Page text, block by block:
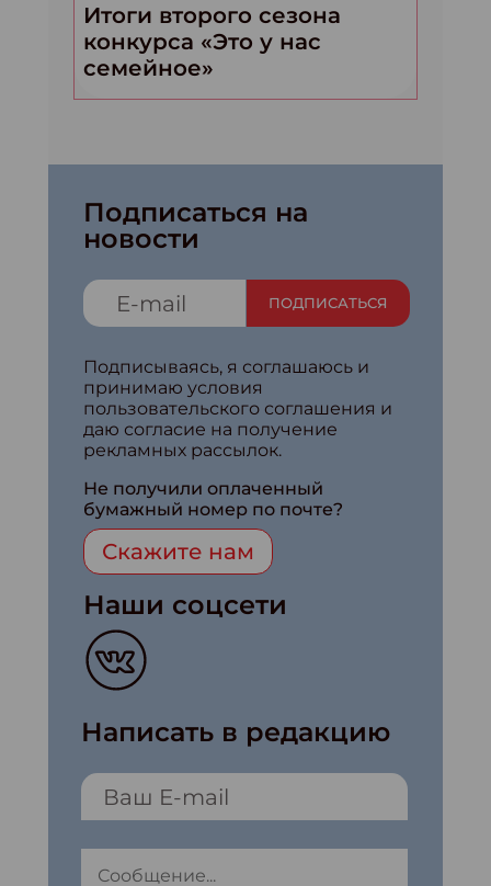
Итоги второго сезона
конкурса «Это у нас
семейное»
Подписаться на
новости
ПОДПИСАТЬСЯ
Подписываясь, я соглашаюсь и
принимаю условия
пользовательского соглашения и
даю согласие на получение
рекламных рассылок.
Не получили оплаченный
бумажный номер по почте?
Скажите нам
Наши соцсети
Написать в редакцию